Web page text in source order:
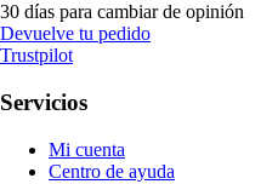
30 días para cambiar de opinión
Devuelve tu pedido
Trustpilot
Servicios
Mi cuenta
Centro de ayuda